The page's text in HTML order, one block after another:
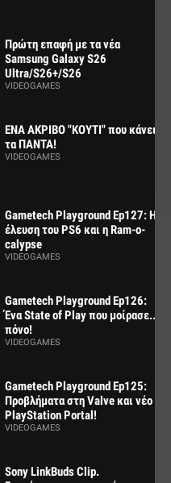
Πρώτη επαφή με τα νέα
Samsung Galaxy S26
Ultra/S26+/S26
VIDEOGAMES
ΕΝΑ ΑΚΡΙΒΟ "ΚΟΥΤΙ" που κάνει
τα ΠΑΝΤΑ!
VIDEOGAMES
Gametech Playground Ep127: Η
έλευση του PS6 και η Ram-o-
calypse
VIDEOGAMES
Gametech Playground Ep126:
Ένα State of Play που μοίρασε...
πόνο!
VIDEOGAMES
Gametech Playground Ep125:
Προβλήματα στη Valve και νέο
PlayStation Portal!
VIDEOGAMES
Sony LinkBuds Clip.